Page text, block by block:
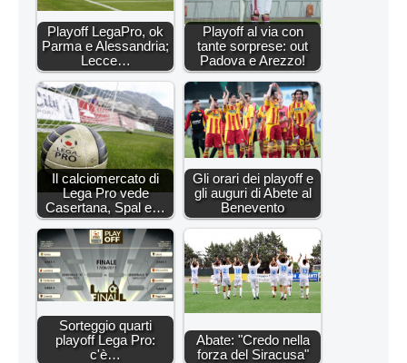
Playoff LegaPro, ok
Parma e Alessandria;
Lecce…
Playoff al via con
tante sorprese: out
Padova e Arezzo!
Il calciomercato di
Lega Pro vede
Casertana, Spal e…
Gli orari dei playoff e
gli auguri di Abete al
Benevento
Sorteggio quarti
playoff Lega Pro:
c'è…
Abate: "Credo nella
forza del Siracusa"